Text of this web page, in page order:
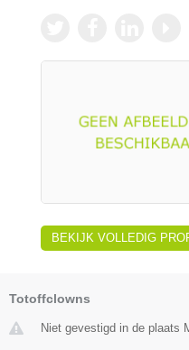
BEKIJK VOLLEDIG
Totoffclowns
Niet gevestigd in de plaats